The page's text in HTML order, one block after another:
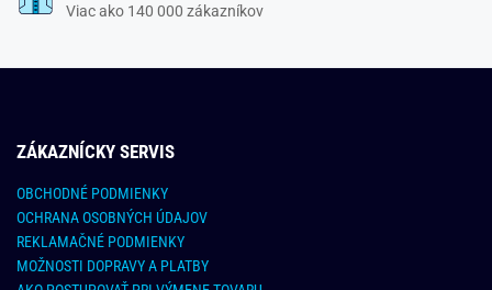
Viac ako 140 000 zákazníkov
ZÁKAZNÍCKY SERVIS
OBCHODNÉ PODMIENKY
OCHRANA OSOBNÝCH ÚDAJOV
REKLAMAČNÉ PODMIENKY
MOŽNOSTI DOPRAVY A PLATBY